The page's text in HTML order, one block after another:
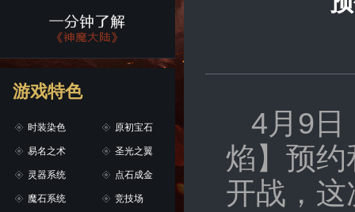
游戏特色
时装染色
易名之术
灵器系统
魔石系统
原初宝石
圣光之翼
点石成金
竞技场
4月9日
焰】预约
开战，